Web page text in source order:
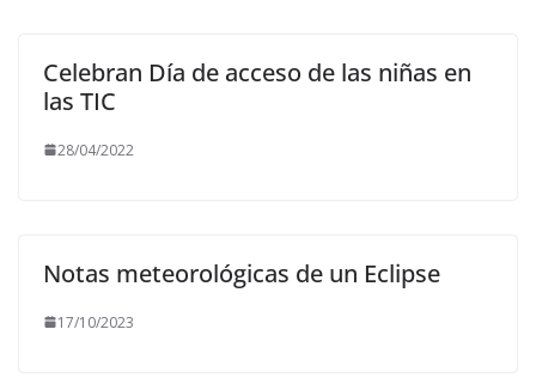
Celebran Día de acceso de las niñas en
las TIC
28/04/2022
Notas meteorológicas de un Eclipse
17/10/2023